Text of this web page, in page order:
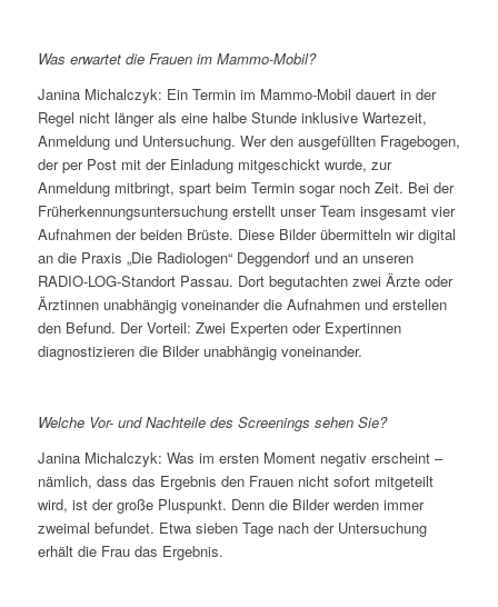
Was erwartet die Frauen im Mammo-Mobil?
Janina Michalczyk: Ein Termin im Mammo-Mobil dauert in der
Regel nicht länger als eine halbe Stunde inklusive Wartezeit,
Anmeldung und Untersuchung. Wer den ausgefüllten Fragebogen,
der per Post mit der Einladung mitgeschickt wurde, zur
Anmeldung mitbringt, spart beim Termin sogar noch Zeit. Bei der
Früherkennungsuntersuchung erstellt unser Team insgesamt vier
Aufnahmen der beiden Brüste. Diese Bilder übermitteln wir digital
an die Praxis „Die Radiologen“ Deggendorf und an unseren
RADIO-LOG-Standort Passau. Dort begutachten zwei Ärzte oder
Ärztinnen unabhängig voneinander die Aufnahmen und erstellen
den Befund. Der Vorteil: Zwei Experten oder Expertinnen
diagnostizieren die Bilder unabhängig voneinander.
Welche Vor- und Nachteile des Screenings sehen Sie?
Janina Michalczyk: Was im ersten Moment negativ erscheint –
nämlich, dass das Ergebnis den Frauen nicht sofort mitgeteilt
wird, ist der große Pluspunkt. Denn die Bilder werden immer
zweimal befundet. Etwa sieben Tage nach der Untersuchung
erhält die Frau das Ergebnis.